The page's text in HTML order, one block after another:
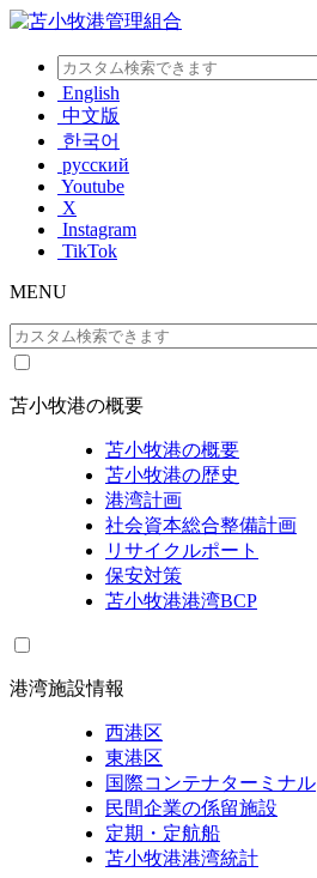
English
中文版
한국어
русский
Youtube
X
Instagram
TikTok
MENU
苫小牧港の概要
苫小牧港の概要
苫小牧港の歴史
港湾計画
社会資本総合整備計画
リサイクルポート
保安対策
苫小牧港港湾BCP
港湾施設情報
西港区
東港区
国際コンテナターミナル
民間企業の係留施設
定期・定航船
苫小牧港港湾統計